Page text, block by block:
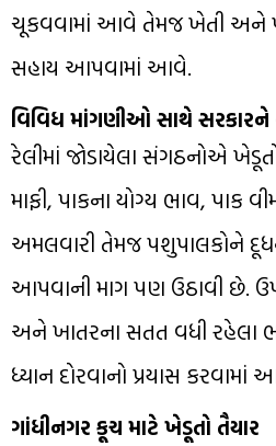
ચૂકવવામાં આવે તેમજ ખેતી અને
સહાય આપવામાં આવે.
વિવિધ માંગણીઓ સાથે
રેલીમાં જોડાયેલા સંગઠનોએ
માફી, પાકના યોગ્ય ભાવ, પાક
અમલવારી તેમજ પશુપાલકોને
આપવાની માગ પણ ઉઠાવી છે.
અને ખાતરના સતત વધી રહેલા
ધ્યાન દોરવાનો પ્રયાસ કરવામાં
ગાંધીનગર કૂચ માટે ખેડૂતો તૈયાર